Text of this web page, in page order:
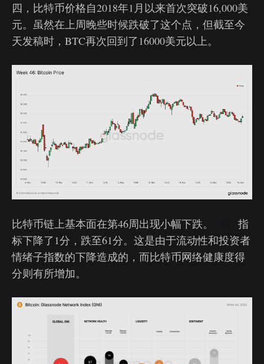
四，比特币价格自2018年1月以来首次突破16,000美
元。虽然在上周晚些时候跌破了这个点，但截至今
天发稿时，BTC再次回到了16000美元以上。
比特币链上基本面在第46周出现小幅下跌。
指
标下降了1分，跌至61分。这是由于流动性和投资者
情绪子指数的下降造成的，而比特币网络健康度得
分则有所增加。